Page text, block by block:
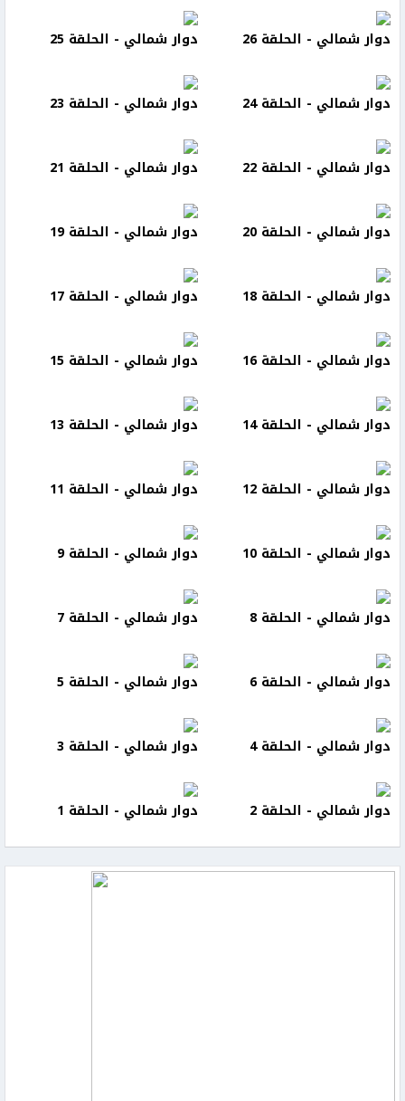
دوار شمالي - الحلقة 26 دوار شمالي - الحلقة 25
دوار شمالي - الحلقة 24 دوار شمالي - الحلقة 23
دوار شمالي - الحلقة 22 دوار شمالي - الحلقة 21
دوار شمالي - الحلقة 20 دوار شمالي - الحلقة 19
دوار شمالي - الحلقة 18 دوار شمالي - الحلقة 17
دوار شمالي - الحلقة 16 دوار شمالي - الحلقة 15
دوار شمالي - الحلقة 14 دوار شمالي - الحلقة 13
دوار شمالي - الحلقة 12 دوار شمالي - الحلقة 11
دوار شمالي - الحلقة 10 دوار شمالي - الحلقة 9
دوار شمالي - الحلقة 8 دوار شمالي - الحلقة 7
دوار شمالي - الحلقة 6 دوار شمالي - الحلقة 5
دوار شمالي - الحلقة 4 دوار شمالي - الحلقة 3
دوار شمالي - الحلقة 2 دوار شمالي - الحلقة 1